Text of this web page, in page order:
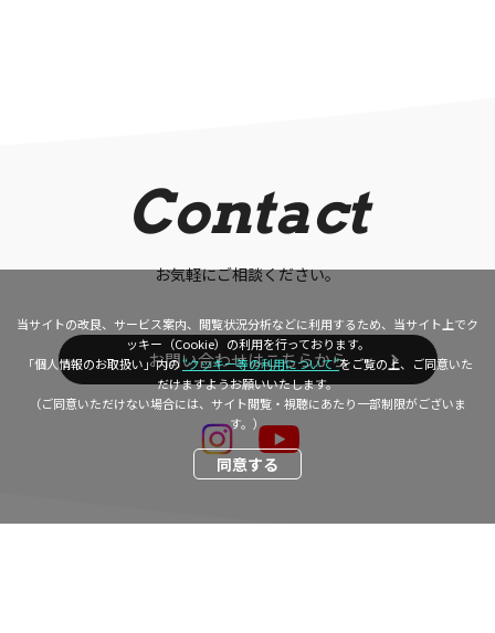
当サイトの改良、サービス案内、閲覧状況分析などに利用するため、当サイト上でク
ッキー（Cookie）の利用を行っております。
「個人情報のお取扱い」内の“クッキー等の利用について”をご覧の上、ご同意いた
だけますようお願いいたします。
（ご同意いただけない場合には、サイト閲覧・視聴にあたり一部制限がございま
す。）
同意する
Contact
お気軽にご相談ください。
お問い合わせはこちらから